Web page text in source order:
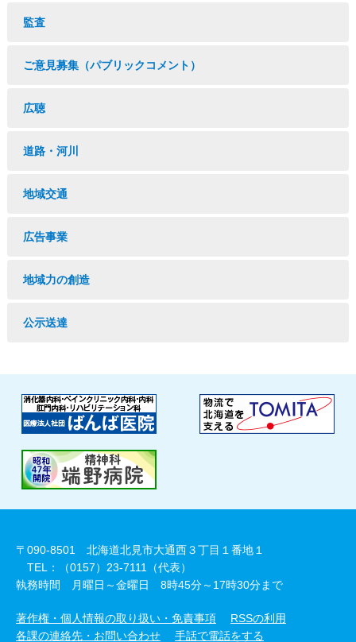
監査
ご意見募集（パブリックコメント）
広聴
道路・河川
地域交通
広告事業
地域力の創造
公示送達
〒090-8501 北海道北見市大通西３丁目１番地１
TEL：（0157）23-7111（代表）
執務時間 月曜日～金曜日 8時45分～17時30分まで
著作権・個人情報の取り扱い・免責事項
RSSの利用
各課の連絡先・お問い合わせ
手話で電話をする